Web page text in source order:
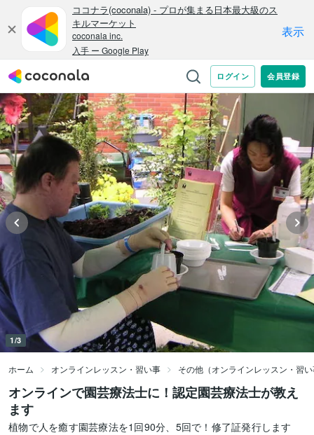
1/3
ホーム オンラインレッスン・習い事 その他（オンラインレッスン・習
オンラインで園芸療法士に！認定園芸療法士が教え
ます
植物で人を癒す園芸療法を1回90分、5回で！修了証発行します